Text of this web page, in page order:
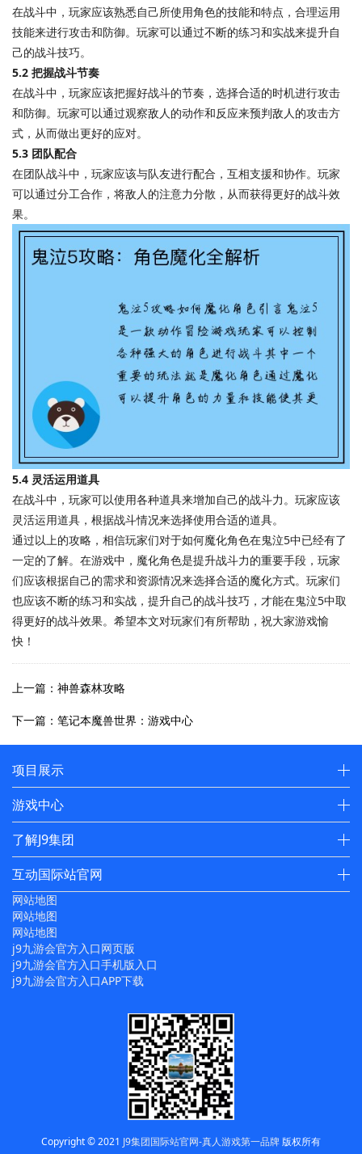
在战斗中，玩家应该熟悉自己所使用角色的技能和特点，合理运用
技能来进行攻击和防御。玩家可以通过不断的练习和实战来提升自
己的战斗技巧。
5.2 把握战斗节奏
在战斗中，玩家应该把握好战斗的节奏，选择合适的时机进行攻击
和防御。玩家可以通过观察敌人的动作和反应来预判敌人的攻击方
式，从而做出更好的应对。
5.3 团队配合
在团队战斗中，玩家应该与队友进行配合，互相支援和协作。玩家
可以通过分工合作，将敌人的注意力分散，从而获得更好的战斗效
果。
5.4 灵活运用道具
在战斗中，玩家可以使用各种道具来增加自己的战斗力。玩家应该
灵活运用道具，根据战斗情况来选择使用合适的道具。
通过以上的攻略，相信玩家们对于如何魔化角色在鬼泣5中已经有了
一定的了解。在游戏中，魔化角色是提升战斗力的重要手段，玩家
们应该根据自己的需求和资源情况来选择合适的魔化方式。玩家们
也应该不断的练习和实战，提升自己的战斗技巧，才能在鬼泣5中取
得更好的战斗效果。希望本文对玩家们有所帮助，祝大家游戏愉
快！
上一篇：神兽森林攻略
下一篇：笔记本魔兽世界：游戏中心
项目展示
游戏中心
了解J9集团
互动国际站官网
网站地图
网站地图
网站地图
j9九游会官方入口网页版
j9九游会官方入口手机版入口
j9九游会官方入口APP下载
Copyright © 2021 J9集团国际站官网-真人游戏第一品牌版权所有